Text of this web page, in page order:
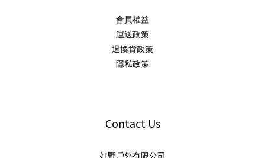
會員權益
運送政策
退換貨政策
隱私政策
Contact Us
好野戶外有限公司